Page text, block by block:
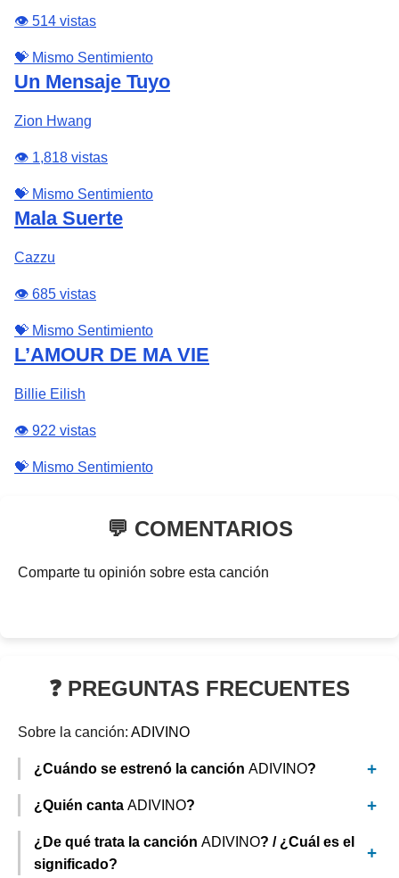
👁️ 514 vistas
💝 Mismo Sentimiento
Un Mensaje Tuyo
Zion Hwang
👁️ 1,818 vistas
💝 Mismo Sentimiento
Mala Suerte
Cazzu
👁️ 685 vistas
💝 Mismo Sentimiento
L’AMOUR DE MA VIE
Billie Eilish
👁️ 922 vistas
💝 Mismo Sentimiento
💬 COMENTARIOS
Comparte tu opinión sobre esta canción
❓ PREGUNTAS FRECUENTES
Sobre la canción: ADIVINO
¿Cuándo se estrenó la canción ADIVINO?
¿Quién canta ADIVINO?
¿De qué trata la canción ADIVINO? / ¿Cuál es el
significado?